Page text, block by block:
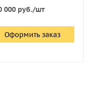
000 руб./шт
Оформить заказ